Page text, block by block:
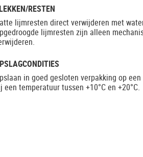
RESTEN
lijmresten direct verwijderen met
lijmresten zijn alleen
in goed gesloten verpakking op
een temperatuur tussen +10°C en +20°C.